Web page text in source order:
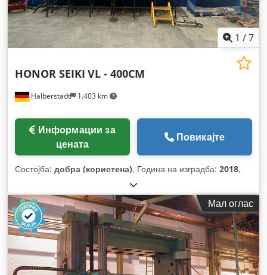
1 /7
Halberstadt 1.403 km
HONOR SEIKI VL - 400CM
цената
Повикајте
Состојба: добра (користена), Година на изградба: 2018,
Мал оглас